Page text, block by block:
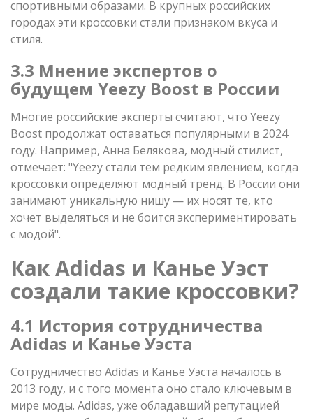
спортивными образами. В крупных российских
городах эти кроссовки стали признаком вкуса и
стиля.
3.3 Мнение экспертов о
будущем Yeezy Boost в России
Многие российские эксперты считают, что Yeezy
Boost продолжат оставаться популярными в 2024
году. Например, Анна Белякова, модный стилист,
отмечает: "Yeezy стали тем редким явлением, когда
кроссовки определяют модный тренд. В России они
занимают уникальную нишу — их носят те, кто
хочет выделяться и не боится экспериментировать
с модой".
Как Adidas и Канье Уэст
создали такие кроссовки?
4.1 История сотрудничества
Adidas и Канье Уэста
Сотрудничество Adidas и Канье Уэста началось в
2013 году, и с того момента оно стало ключевым в
мире моды. Adidas, уже обладавший репутацией